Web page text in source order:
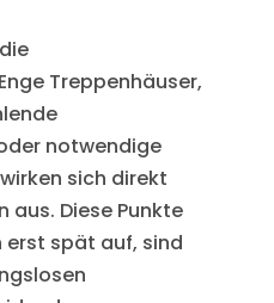
Treppenhäuser,
notwendige
sich direkt
aus. Diese Punkte
erst spät auf, sind